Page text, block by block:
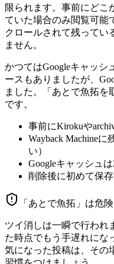
限られます。事前にどこ
ていた場合のみ閲覧可能
クロールされて残ってい
ません。
かつてはGoogleキャッシ
ースもありましたが、
ました。「あとで魚拓を
です。
事前にKirokuや
Wayback Machine
い）
Googleキャッシュ
削除後に初めて保
「あとで魚拓」は危険
ツイ消しは一瞬で行われ
た時点でもう手遅れにな
気になった投稿は、その